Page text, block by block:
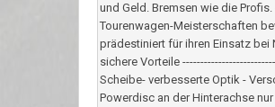
und Geld. Bremsen wie die
Tourenwagen-Meisterschaften
prädestiniert für ihren Einsatz bei
sichere Vorteile
Scheibe- verbesserte Optik -
Powerdisc an der Hinterachse